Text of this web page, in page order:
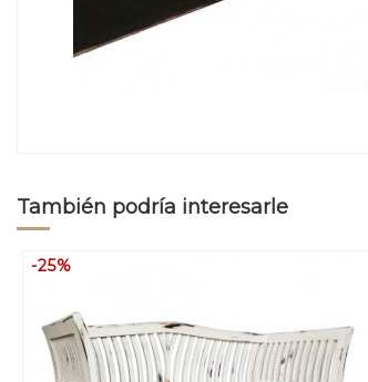
También podría interesarle
-25%